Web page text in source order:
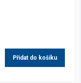
Přidat do košíku